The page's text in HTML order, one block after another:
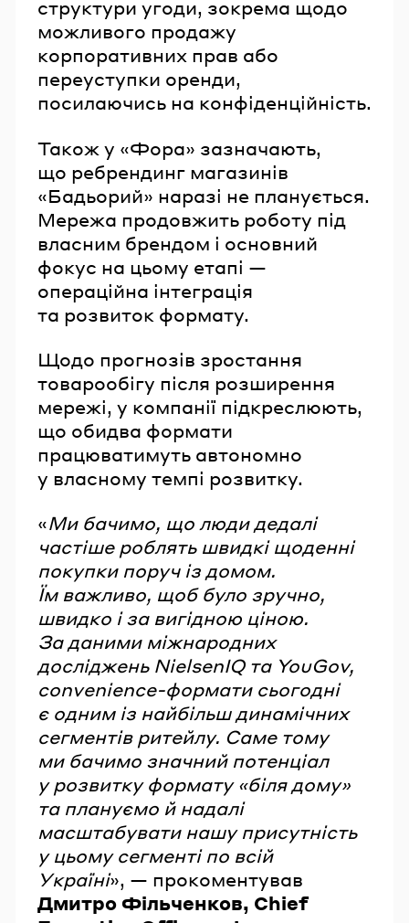
структури угоди, зокрема щодо
можливого продажу
корпоративних прав або
переуступки оренди,
посилаючись на конфіденційність.
Також у «Фора» зазначають,
що ребрендинг магазинів
«Бадьорий» наразі не планується.
Мережа продовжить роботу під
власним брендом і основний
фокус на цьому етапі —
операційна інтеграція
та розвиток формату.
Щодо прогнозів зростання
товарообігу після розширення
мережі, у компанії підкреслюють,
що обидва формати
працюватимуть автономно
у власному темпі розвитку.
«Ми бачимо, що люди дедалі
частіше роблять швидкі щоденні
покупки поруч із домом.
Їм важливо, щоб було зручно,
швидко і за вигідною ціною.
За даними міжнародних
досліджень NielsenIQ та YouGov,
convenience-формати сьогодні
є одним із найбільш динамічних
сегментів ритейлу. Саме тому
ми бачимо значний потенціал
у розвитку формату «біля дому»
та плануємо й надалі
масштабувати нашу присутність
у цьому сегменті по всій
Україні», — прокоментував
Дмитро Фільченков, Chief